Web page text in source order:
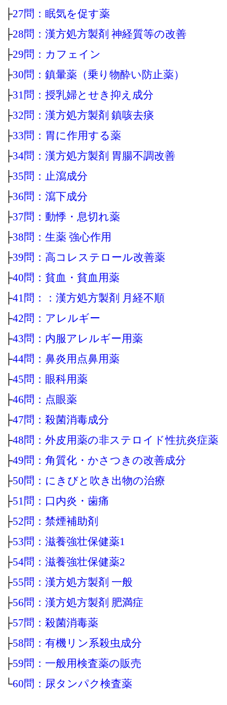
├27問：眠気を促す薬
├28問：漢方処方製剤 神経質等の改善
├29問：カフェイン
├30問：鎮暈薬（乗り物酔い防止薬）
├31問：授乳婦とせき抑え成分
├32問：漢方処方製剤 鎮咳去痰
├33問：胃に作用する薬
├34問：漢方処方製剤 胃腸不調改善
├35問：止瀉成分
├36問：瀉下成分
├37問：動悸・息切れ薬
├38問：生薬 強心作用
├39問：高コレステロール改善薬
├40問：貧血・貧血用薬
├41問：：漢方処方製剤 月経不順
├42問：アレルギー
├43問：内服アレルギー用薬
├44問：鼻炎用点鼻用薬
├45問：眼科用薬
├46問：点眼薬
├47問：殺菌消毒成分
├48問：外皮用薬の非ステロイド性抗炎症薬
├49問：角質化・かさつきの改善成分
├50問：にきびと吹き出物の治療
├51問：口内炎・歯痛
├52問：禁煙補助剤
├53問：滋養強壮保健薬1
├54問：滋養強壮保健薬2
├55問：漢方処方製剤 一般
├56問：漢方処方製剤 肥満症
├57問：殺菌消毒薬
├58問：有機リン系殺虫成分
├59問：一般用検査薬の販売
└60問：尿タンパク検査薬